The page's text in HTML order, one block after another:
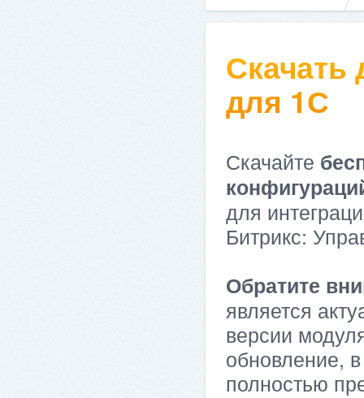
для 1С
Скачайте
для
Битрикс:
Обратите
является
версии
обновление,
полностью